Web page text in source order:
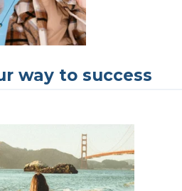
way to success